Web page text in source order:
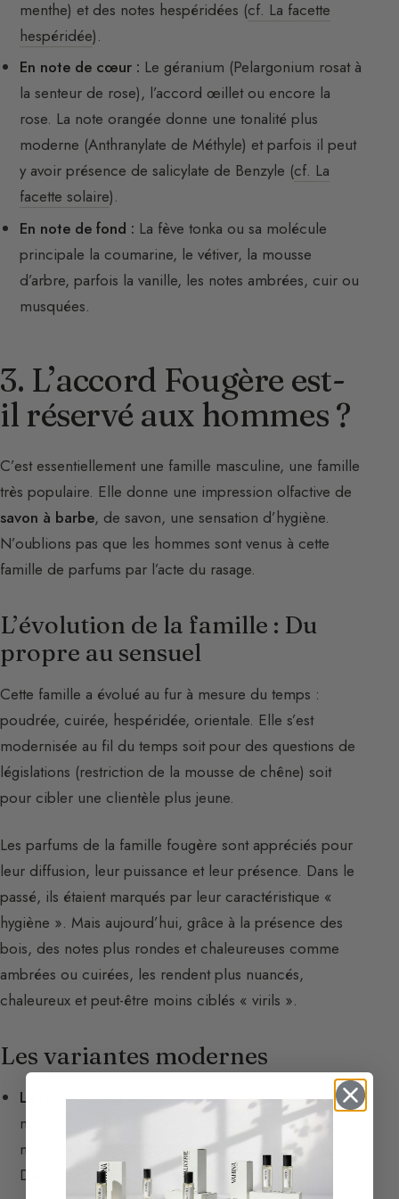
menthe) et des notes hespéridées (cf. La facette
hespéridée).
En note de cœur : Le géranium (Pelargonium rosat à
la senteur de rose), l’accord œillet ou encore la
rose. La note orangée donne une tonalité plus
moderne (Anthranylate de Méthyle) et parfois il peut
y avoir présence de salicylate de Benzyle (cf. La
facette solaire).
En note de fond : La fève tonka ou sa molécule
principale la coumarine, le vétiver, la mousse
d’arbre, parfois la vanille, les notes ambrées, cuir ou
musquées.
3. L’accord Fougère est-
il réservé aux hommes ?
C’est essentiellement une famille masculine, une famille
très populaire. Elle donne une impression olfactive de
savon à barbe, de savon, une sensation d’hygiène.
N’oublions pas que les hommes sont venus à cette
famille de parfums par l’acte du rasage.
L’évolution de la famille : Du
propre au sensuel
Cette famille a évolué au fur à mesure du temps :
poudrée, cuirée, hespéridée, orientale. Elle s’est
modernisée au fil du temps soit pour des questions de
législations (restriction de la mousse de chêne) soit
pour cibler une clientèle plus jeune.
Les parfums de la famille fougère sont appréciés pour
leur diffusion, leur puissance et leur présence. Dans le
passé, ils étaient marqués par leur caractéristique «
hygiène ». Mais aujourd’hui, grâce à la présence des
bois, des notes plus rondes et chaleureuses comme
ambrées ou cuirées, les rendent plus nuancés,
chaleureux et peut-être moins ciblés « virils ».
Les variantes modernes
La Nouvelle Fraîcheur :Afin de la rendre plus
moderne, le parfumeur peut l’habiller d’une facette
nouvelle fraicheur (
cf. La facette nouvelle fraicheur
Dans ce cas-là l’impression olfactive donnera un